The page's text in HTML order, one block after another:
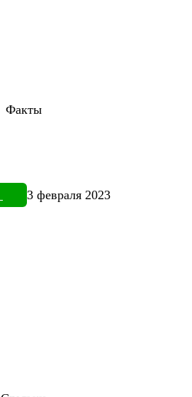
Факты
3 февраля 2023